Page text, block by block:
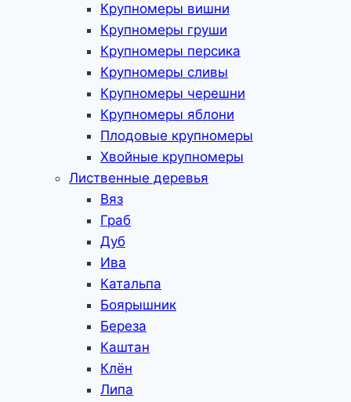
Крупномеры вишни
Крупномеры груши
Крупномеры персика
Крупномеры сливы
Крупномеры черешни
Крупномеры яблони
Плодовые крупномеры
Хвойные крупномеры
Лиственные деревья
Вяз
Граб
Дуб
Ива
Катальпа
Боярышник
Береза
Каштан
Клён
Липа